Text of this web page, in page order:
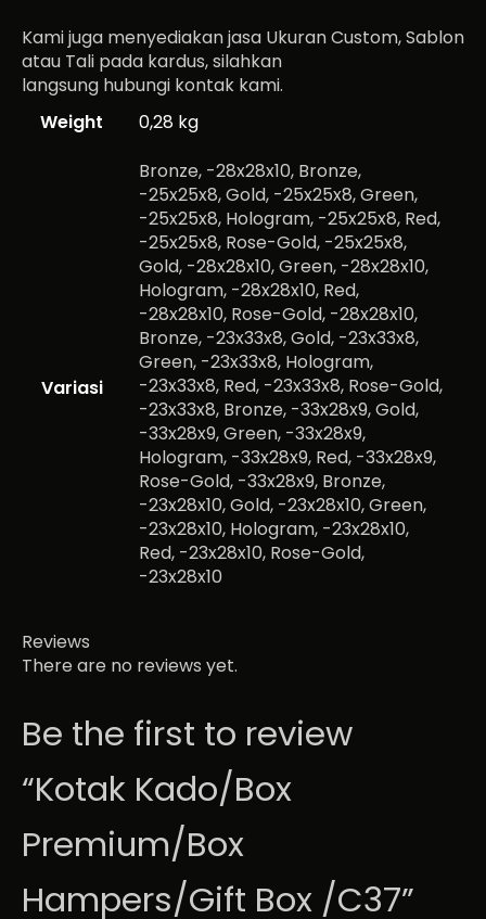
Kami juga menyediakan jasa Ukuran Custom, Sablon
atau Tali pada kardus, silahkan
langsung hubungi kontak kami.
Weight
0,28 kg
Variasi
Bronze, -28x28x10, Bronze,
-25x25x8, Gold, -25x25x8, Green,
-25x25x8, Hologram, -25x25x8, Red,
-25x25x8, Rose-Gold, -25x25x8,
Gold, -28x28x10, Green, -28x28x10,
Hologram, -28x28x10, Red,
-28x28x10, Rose-Gold, -28x28x10,
Bronze, -23x33x8, Gold, -23x33x8,
Green, -23x33x8, Hologram,
-23x33x8, Red, -23x33x8, Rose-Gold,
-23x33x8, Bronze, -33x28x9, Gold,
-33x28x9, Green, -33x28x9,
Hologram, -33x28x9, Red, -33x28x9,
Rose-Gold, -33x28x9, Bronze,
-23x28x10, Gold, -23x28x10, Green,
-23x28x10, Hologram, -23x28x10,
Red, -23x28x10, Rose-Gold,
-23x28x10
Reviews
There are no reviews yet.
Be the first to review
“Kotak Kado/Box
Premium/Box
Hampers/Gift Box /C37”